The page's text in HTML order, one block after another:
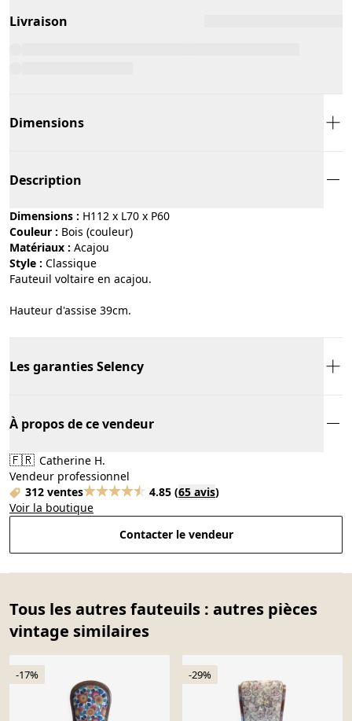
Livraison
Dimensions
Description
Dimensions : H112 x L70 x P60
Couleur :
bois (couleur)
Matériaux :
acajou
Style :
classique
Fauteuil voltaire en acajou.
Hauteur d'assise 39cm.
Les garanties Selency
À propos de ce vendeur
🇫🇷 Catherine H.
Vendeur professionnel
312 ventes
4.85 (65 avis)
Voir la boutique
Contacter le vendeur
Tous les autres fauteuils : autres pièces
vintage similaires
-17% -29%